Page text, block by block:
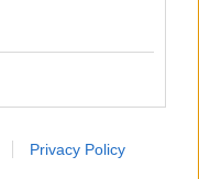
Privacy Policy
v Kinu Kulturnega doma
Gradec: Filmske